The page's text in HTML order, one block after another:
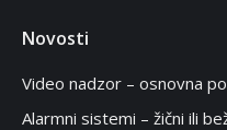
Novosti
Video nadzor – osnovna
Alarmni sistemi – žični ili